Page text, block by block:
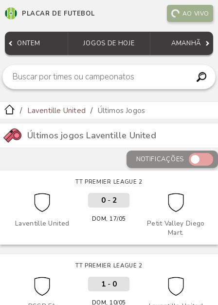
PLACAR DE FUTEBOL AO VIVO
ONTEM JOGOS DE HOJE AMANHÃ
Laventille United Últimos Jogos
Últimos jogos Laventille United
NOTIFICAÇÕES
TT PREMIER LEAGUE 2
Laventille United
Petit Valley Diego
Mart.
0- 2
DOM, 17/05
TT PREMIER LEAGUE 2
1- 0
DOM, 10/05